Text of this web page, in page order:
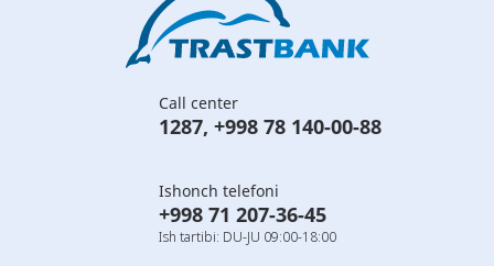
Call center
1287, +998 78 140-00-88
Ishonch telefoni
+998 71 207-36-45
Ish tartibi: DU-JU 09:00-18:00